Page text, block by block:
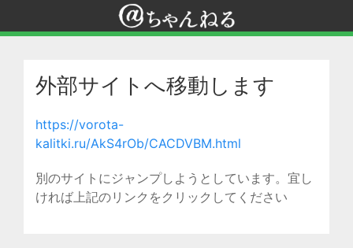
外部サイトへ移動します
https://vorota-
kalitki.ru/AkS4rOb/CACDVBM.html
別のサイトにジャンプしようとしています。宜し
ければ上記のリンクをクリックしてください